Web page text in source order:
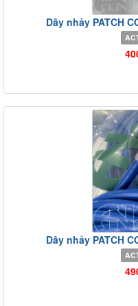
Dây nhảy PATCH
Dây nhảy PATCH